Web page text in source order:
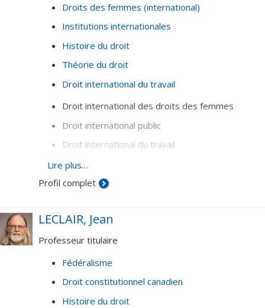
Droits des femmes (international)
Institutions internationales
Histoire du droit
Théorie du droit
Droit international du travail
Droit international des droits des femmes
Droit international public
Droit international du travail
Institutions internationales
Histoire et théorie du droit
Lire plus…
Profil complet
LECLAIR, Jean
Professeur titulaire
Fédéralisme
Droit constitutionnel canadien
Histoire du droit